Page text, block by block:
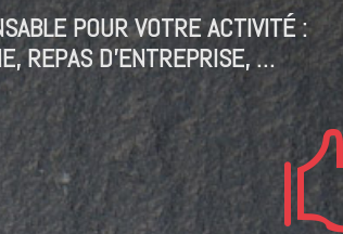
POUR VOTRE ACTIVITÉ :
REPAS D’ENTREPRISE, …